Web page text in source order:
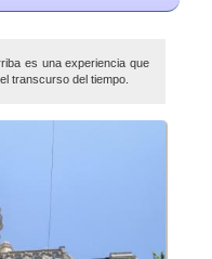
es una experiencia que
transcurso del tiempo.